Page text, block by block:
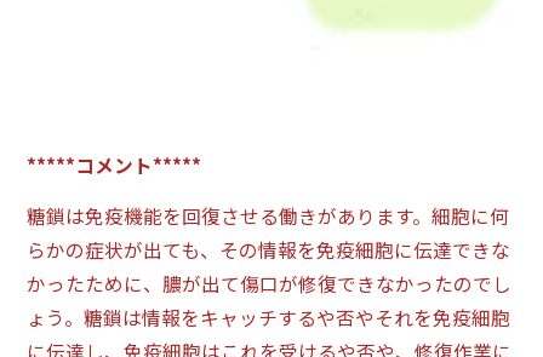
*****コメント*****
糖鎖は免疫機能を回復させる働きがあります。細胞に何
らかの症状が出ても、その情報を免疫細胞に伝達できな
かったために、膿が出て傷口が修復できなかったのでし
ょう。糖鎖は情報をキャッチするや否やそれを免疫細胞
に伝達し、免疫細胞はこれを受けるや否や、修復作業に